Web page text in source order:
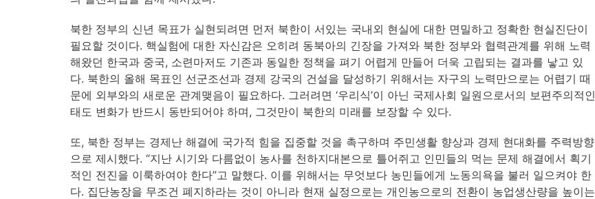
북한 정부의 신년 목표가 실현되려면 먼저 북한이 서있는 국내외 현실에 대한 면밀하고 정확한 현실진단이
필요할 것이다. 핵실험에 대한 자신감은 오히려 동북아의 긴장을 가져와 북한 정부와 협력관계를 위해 노력
해왔던 한국과 중국, 소련마저도 기존과 동일한 정책을 펴기 어렵게 만들어 더욱 고립되는 결과를 낳고 있
다. 북한의 올해 목표인 선군조선과 경제 강국의 건설을 달성하기 위해서는 자구의 노력만으로는 어렵기 때
문에 외부와의 새로운 관계맺음이 필요하다. 그러려면 ‘우리식’이 아닌 국제사회 일원으로서의 보편주의적인
태도 변화가 반드시 동반되어야 하며, 그것만이 북한의 미래를 보장할 수 있다.
또, 북한 정부는 경제난 해결에 국가적 힘을 집중할 것을 촉구하며 주민생활 향상과 경제 현대화를 주력방향
으로 제시했다. “지난 시기와 다름없이 농사를 천하지대본으로 틀어쥐고 인민들의 먹는 문제 해결에서 획기
적인 전진을 이룩하여야 한다”고 말했다. 이를 위해서는 무엇보다 농민들에게 노동의욕을 불러 일으켜야 한
다. 집단농장을 무조건 폐지하라는 것이 아니라 현재 실정으로는 개인농으로의 전환이 농업생산량을 높이는